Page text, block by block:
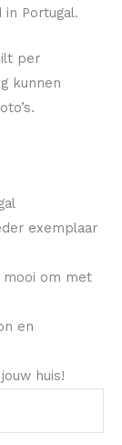
Portugal.
per
kunnen
exemplaar
mooi om met
en
huis!